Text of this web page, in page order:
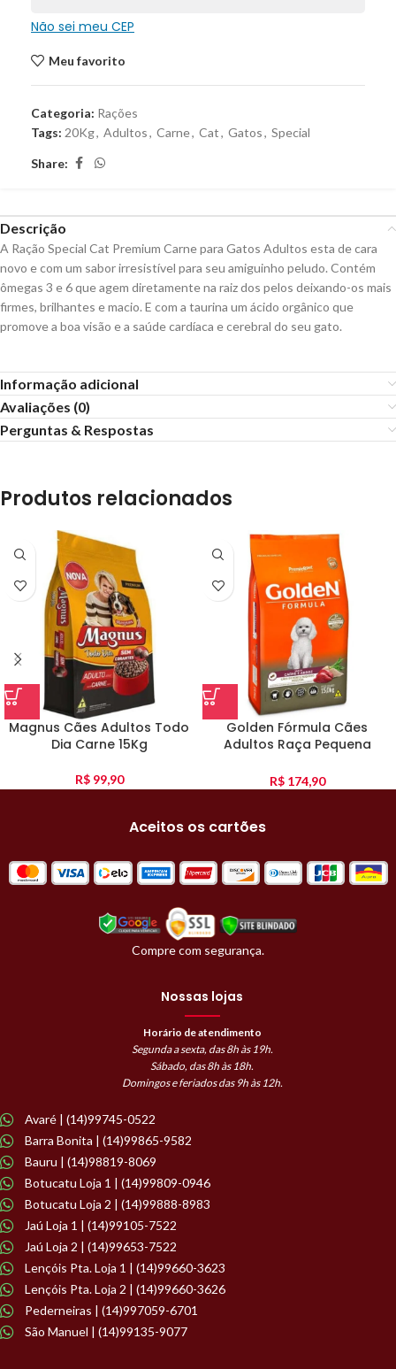
Não sei meu CEP
Meu favorito
Categoria: Rações
Tags: 20Kg, Adultos, Carne, Cat, Gatos, Special
Share:
Descrição
A Ração Special Cat Premium Carne para Gatos Adultos esta de cara
novo e com um sabor irresistível para seu amiguinho peludo. Contém
ômegas 3 e 6 que agem diretamente na raiz dos pelos deixando-os mais
firmes, brilhantes e macio. E com a taurina um ácido orgânico que
promove a boa visão e a saúde cardíaca e cerebral do seu gato.
Informação adicional
Avaliações (0)
Perguntas & Respostas
Produtos relacionados
Magnus Cães Adultos Todo
Dia Carne 15Kg
R$99,90
Golden Fórmula Cães
Adultos Raça Pequena
R$174,90
Aceitos os cartões
Compre com segurança.
Nossas lojas
Horário de atendimento
Segunda a sexta, das 8h às 19h.
Sábado, das 8h às 18h.
Domingos e feriados das 9h às 12h.
Avaré | (14)99745-0522
Barra Bonita | (14)99865-9582
Bauru | (14)98819-8069
Botucatu Loja 1 | (14)99809-0946
Botucatu Loja 2 | (14)99888-8983
Jaú Loja 1 | (14)99105-7522
Jaú Loja 2 | (14)99653-7522
Lençóis Pta. Loja 1 | (14)99660-3623
Lençóis Pta. Loja 2 | (14)99660-3626
Pederneiras | (14)997059-6701
São Manuel | (14)99135-9077